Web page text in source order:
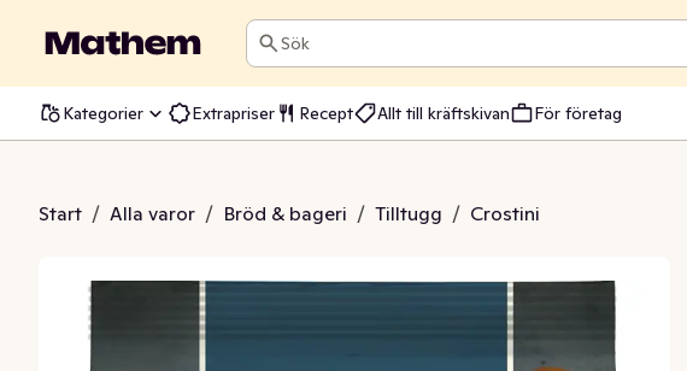
Sök
Kategorier Extrapriser Recept Allt till kräftskivan För företag
Start / Alla varor / Bröd & bageri / Tilltugg / Crostini
Naturell